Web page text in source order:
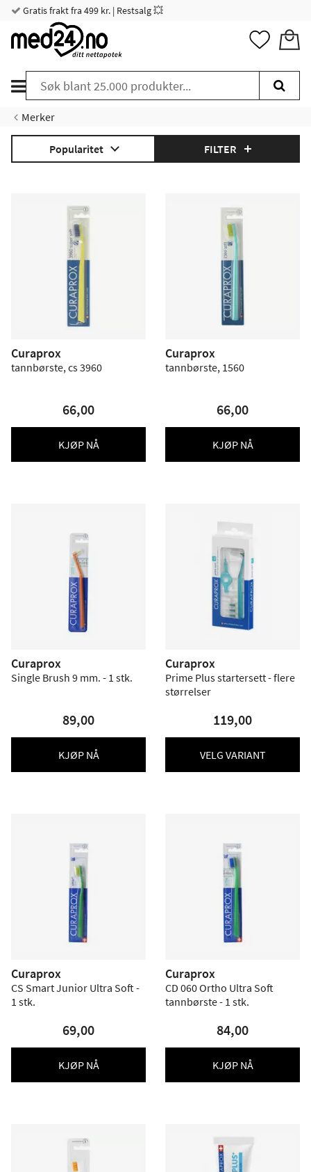
Gratis frakt fra 499 kr. | Restsalg 💥
Merker
Popularitet FILTER
Curaprox
tannbørste, cs 3960
66,00
KJØP NÅ
Curaprox
tannbørste, 1560
66,00
KJØP NÅ
Curaprox
Single Brush 9 mm. - 1 stk.
89,00
KJØP NÅ
Curaprox
Prime Plus startersett - flere
størrelser
119,00
VELG VARIANT
Curaprox
CS Smart Junior Ultra Soft -
1 stk.
69,00
KJØP NÅ
Curaprox
CD 060 Ortho Ultra Soft
tannbørste - 1 stk.
84,00
KJØP NÅ